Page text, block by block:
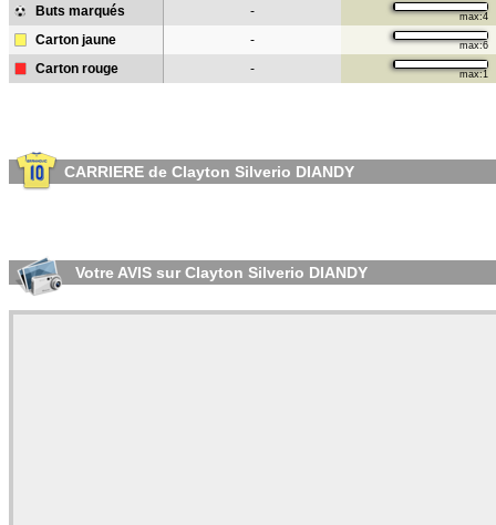
Buts marqués - max:4
Carton jaune - max:6
Carton rouge - max:1
CARRIERE de Clayton Silverio DIANDY
Votre AVIS sur Clayton Silverio DIANDY